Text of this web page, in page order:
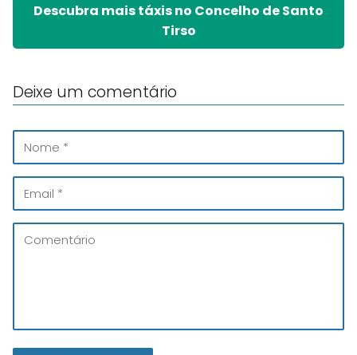
Descubra mais táxis no Concelho de Santo
Tirso
Deixe um comentário